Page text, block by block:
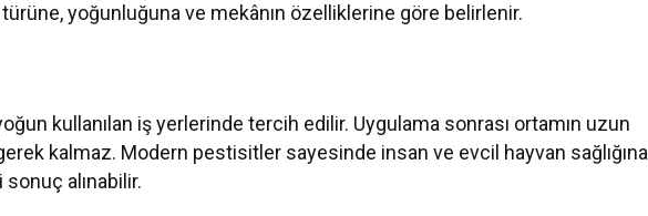
türüne, yoğunluğuna ve mekânın özelliklerine göre belirlenir.
kullanılan iş yerlerinde tercih edilir. Uygulama sonrası ortamın uzun
kalmaz. Modern pestisitler sayesinde insan ve evcil hayvan sağlığına
alınabilir.